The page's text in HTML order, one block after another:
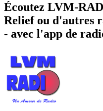
Écoutez LVM-
Relief ou d'autres
- avec l'app de